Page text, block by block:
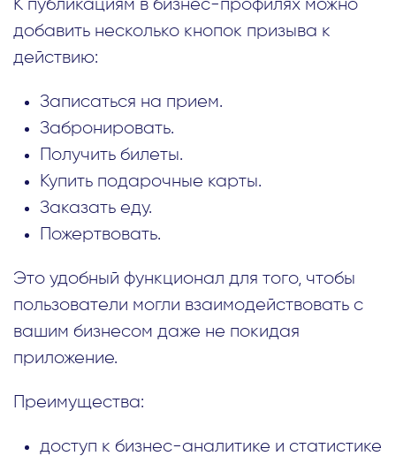
К публикациям в бизнес-профилях можно
добавить несколько кнопок призыва к
действию:
Записаться на прием.
Забронировать.
Получить билеты.
Купить подарочные карты.
Заказать еду.
Пожертвовать.
Это удобный функционал для того, чтобы
пользователи могли взаимодействовать с
вашим бизнесом даже не покидая
приложение.
Преимущества:
доступ к бизнес-аналитике и статистике